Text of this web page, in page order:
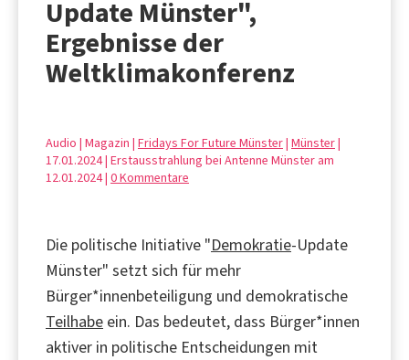
Update Münster",
Ergebnisse der
Weltklimakonferenz
Audio | Magazin | Fridays For Future Münster| Münster|
17.01.2024 | Erstausstrahlung bei Antenne Münster am
12.01.2024 | 0 Kommentare
Die politische Initiative "Demokratie-Update
Münster" setzt sich für mehr
Bürger*innenbeteiligung und demokratische
Teilhabe ein. Das bedeutet, dass Bürger*innen
aktiver in politische Entscheidungen mit